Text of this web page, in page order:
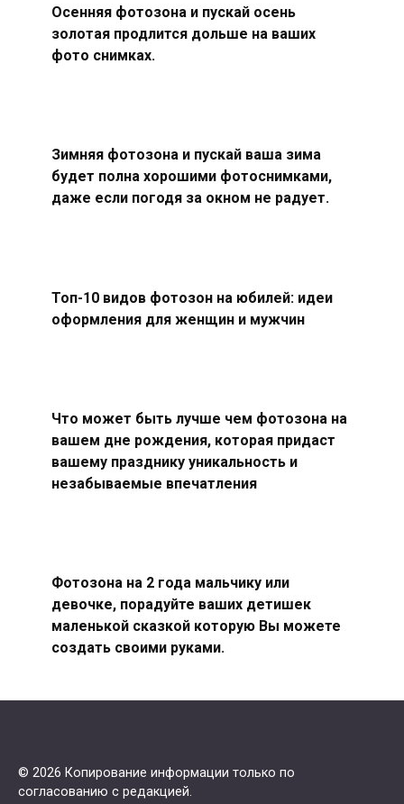
Осенняя фотозона и пускай осень
золотая продлится дольше на ваших
фото снимках.
Зимняя фотозона и пускай ваша зима
будет полна хорошими фотоснимками,
даже если погодя за окном не радует.
Топ-10 видов фотозон на юбилей: идеи
оформления для женщин и мужчин
Что может быть лучше чем фотозона на
вашем дне рождения, которая придаст
вашему празднику уникальность и
незабываемые впечатления
Фотозона на 2 года мальчику или
девочке, порадуйте ваших детишек
маленькой сказкой которую Вы можете
создать своими руками.
© 2026 Копирование информации только по
согласованию с редакцией.